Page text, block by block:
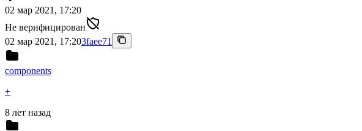
02 мар 2021, 17:20
Не верифицирован
02 мар 2021, 17:203faee71
components
+
8 лет назад